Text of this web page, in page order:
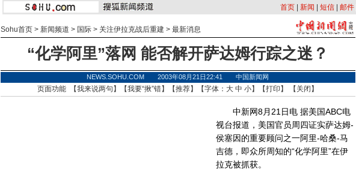
首页 新闻 短信 邮件
Sohu首页> 新闻频道 > 国际> 关注伊拉克战后重建> 最新消息
“化学阿里”落网 能否解开萨达姆行踪之迷？
NEWS.SOHU.COM 2003年08月21日22:41 中国新闻网
页面功能 【我来说两句 】【我要“揪”错】【推荐】【字体： 大 中 小】【打印 】 【 关闭 】
中新网8月21日电 据美国ABC电
视台报道，美国官员周四证实萨达姆-
侯塞因的重要顾问之一阿里-哈桑-马
吉德，即众所周知的“化学阿里”在伊
拉克被抓获。